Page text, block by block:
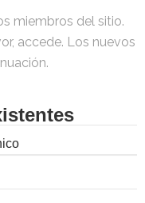
miembros del sitio.
accede. Los nuevos